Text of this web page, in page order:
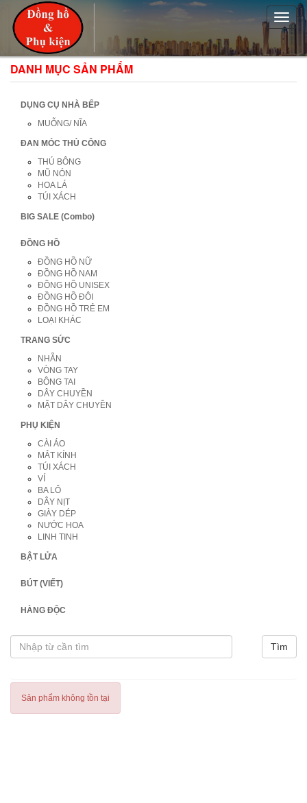
Toggle
DANH MỤC SẢN PHẨM
DỤNG CỤ NHÀ BẾP
MUỖNG/ NĨA
ĐAN MÓC THỦ CÔNG
THÚ BÔNG
MŨ NÓN
HOA LÁ
TÚI XÁCH
BIG SALE (Combo)
ĐỒNG HỒ
ĐỒNG HỒ NỮ
ĐỒNG HỒ NAM
ĐỒNG HỒ UNISEX
ĐỒNG HỒ ĐÔI
ĐỒNG HỒ TRẺ EM
LOẠI KHÁC
TRANG SỨC
NHẪN
VÒNG TAY
BÔNG TAI
DÂY CHUYỀN
MẶT DÂY CHUYỀN
PHỤ KIỆN
CÀI ÁO
MẮT KÍNH
TÚI XÁCH
VÍ
BA LÔ
DÂY NỊT
GIÀY DÉP
NƯỚC HOA
LINH TINH
BẬT LỬA
BÚT (VIẾT)
HÀNG ĐỘC
Sản phẩm không tồn tại